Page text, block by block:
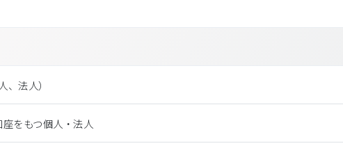
法⼈）
をもつ個人・法人